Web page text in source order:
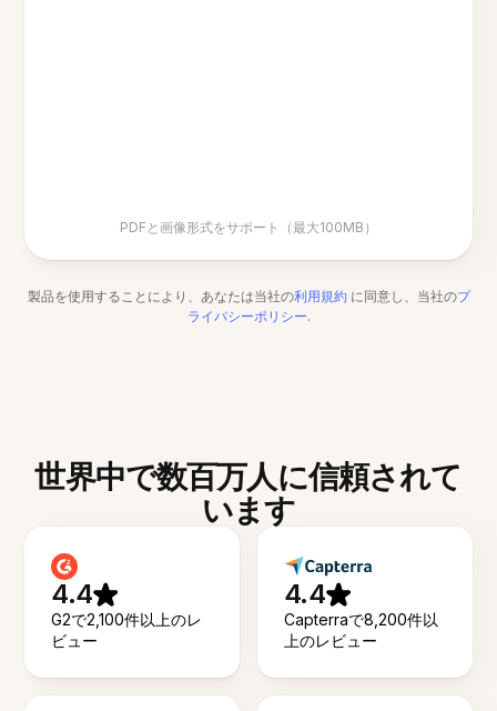
PDFと画像形式をサポート（最大100MB）
製品を使用することにより、あなたは当社の利用規約 に同意し、当社のプ
ライバシーポリシー.
世界中で数百万人に信頼されて
います
4.4
G2で2,100件以上のレ
ビュー
4.4
Capterraで8,200件以
上のレビュー